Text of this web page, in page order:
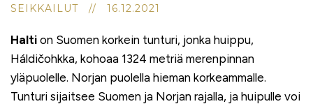
SEIKKAILUT // 16.12.2021
Halti on Suomen korkein tunturi, jonka huippu,
Háldičohkka, kohoaa 1324 metriä merenpinnan
yläpuolelle. Norjan puolella hieman korkeammalle.
Tunturi sijaitsee Suomen ja Norjan rajalla, ja huipulle voi